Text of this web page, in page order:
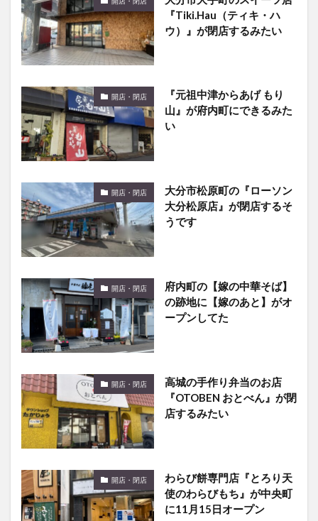
『Tiki.Hau（ティキ・ハ
ウ）』が閉店するみたい
開店・閉店
『元祖中津からあげ もり
山』が府内町にできるみた
い
開店・閉店
大分市松原町の『ローソン
大分松原店』が閉店するそ
うです
開店・閉店
府内町の【嫁の中華そば】
の跡地に【嫁のあと】がオ
ープンしてた
開店・閉店
高城の手作り弁当のお店
『OTOBEN おとべん』が閉
店するみたい
開店・閉店
わらび餅専門店『とろり天
使のわらびもち』が中央町
に11月15日オープン